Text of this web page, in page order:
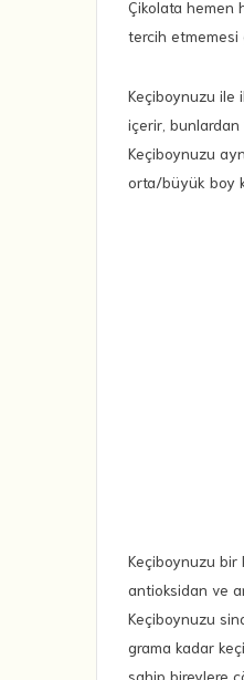
Çikolata hemen
tercih etmemesi
Keçiboynuzu ile
içerir, bunlardan
Keçiboynuzu
orta/büyük boy
Keçiboynuzu bir
antioksidan ve
Keçiboynuzu
grama kadar
sahip bireylere